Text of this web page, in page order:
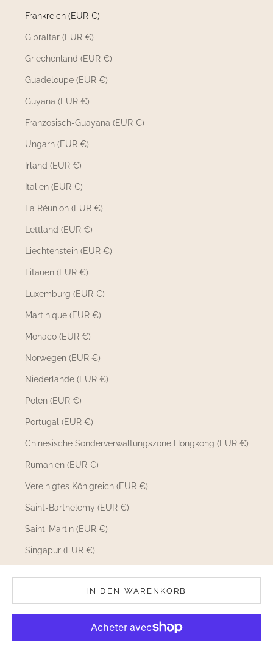
IN DEN WARENKORB
Frankreich (EUR €)
Gibraltar (EUR €)
Griechenland (EUR €)
Guadeloupe (EUR €)
Guyana (EUR €)
Französisch-Guayana (EUR €)
Ungarn (EUR €)
Irland (EUR €)
Italien (EUR €)
La Réunion (EUR €)
Lettland (EUR €)
Liechtenstein (EUR €)
Litauen (EUR €)
Luxemburg (EUR €)
Martinique (EUR €)
Monaco (EUR €)
Norwegen (EUR €)
Niederlande (EUR €)
Polen (EUR €)
Portugal (EUR €)
Chinesische Sonderverwaltungszone Hongkong (EUR €)
Rumänien (EUR €)
Vereinigtes Königreich (EUR €)
Saint-Barthélemy (EUR €)
Saint-Martin (EUR €)
Singapur (EUR €)
Slowenien (EUR €)
Schweden (EUR €)